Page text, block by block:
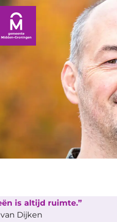
is altijd ruimte.
Dijken